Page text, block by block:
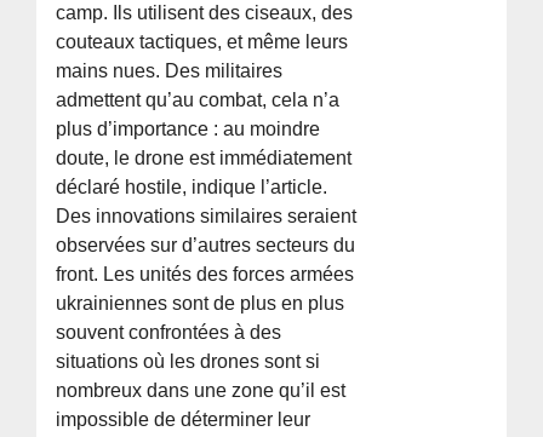
camp. Ils utilisent des ciseaux, des
couteaux tactiques, et même leurs
mains nues. Des militaires
admettent qu’au combat, cela n’a
plus d’importance : au moindre
doute, le drone est immédiatement
déclaré hostile, indique l’article.
Des innovations similaires seraient
observées sur d’autres secteurs du
front. Les unités des forces armées
ukrainiennes sont de plus en plus
souvent confrontées à des
situations où les drones sont si
nombreux dans une zone qu’il est
impossible de déterminer leur